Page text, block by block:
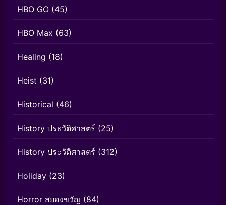
HBO GO (45)
HBO Max (63)
Healing (18)
Heist (31)
Historical (46)
History ประวัติศาสตร์ (25)
History ประวัติศาสตร์ (312)
Holiday (23)
Horror สยองขวัญ (84)